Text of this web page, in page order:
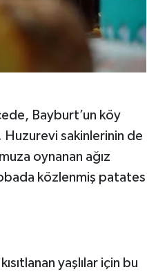
Bayburt’un köy
Huzurevi sakinlerinin de
oynanan ağız
közlenmiş patates
yaşlılar için bu